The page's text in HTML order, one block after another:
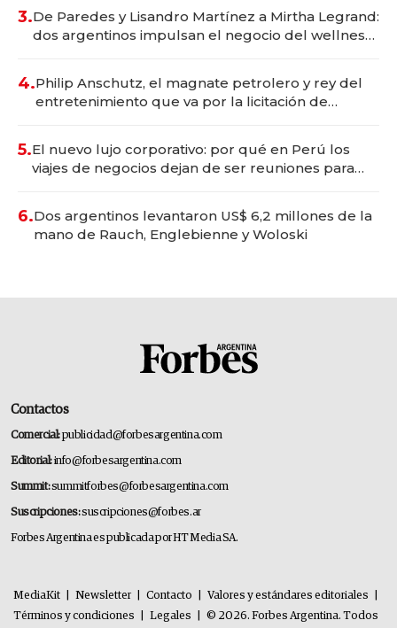
3.De Paredes y Lisandro Martínez a Mirtha Legrand:
dos argentinos impulsan el negocio del wellness
4.Philip Anschutz, el magnate petrolero y rey del
entretenimiento que va por la licitación de
5.El nuevo lujo corporativo: por qué en Perú los
viajes de negocios dejan de ser reuniones para
6.Dos argentinos levantaron US$ 6,2 millones de la
mano de Rauch, Englebienne y Woloski
Contactos
Comercial:publicidad@forbesargentina.com
Editorial:info@forbesargentina.com
Summit:summitforbes@forbesargentina.com
Suscripciones:suscripciones@forbes.ar
Forbes Argentina es publicada por HT Media SA.
MediaKit Newsletter Contacto Valores y estándares editoriales
Términos y condiciones
Legales © 2026. Forbes Argentina. Todos